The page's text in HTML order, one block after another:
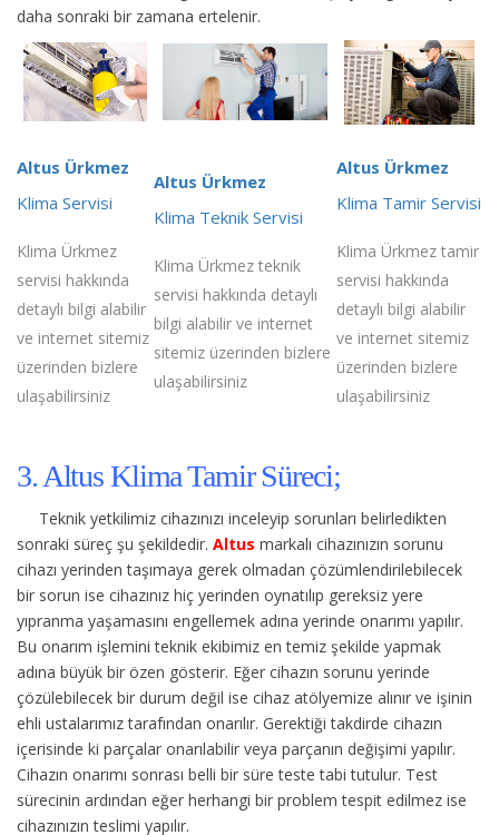
daha sonraki bir zamana ertelenir.
Altus Ürkmez
Klima Servisi
Klima Ürkmez
servisi hakkında
detaylı bilgi alabilir
ve internet sitemiz
üzerinden bizlere
ulaşabilirsiniz
Altus Ürkmez
Klima Teknik Servisi
Klima Ürkmez teknik
servisi hakkında detaylı
bilgi alabilir ve internet
sitemiz üzerinden bizlere
ulaşabilirsiniz
Altus Ürkmez
Klima Tamir Servisi
Klima Ürkmez tamir
servisi hakkında
detaylı bilgi alabilir
ve internet sitemiz
üzerinden bizlere
ulaşabilirsiniz
3. Altus Klima Tamir Süreci;
Teknik yetkilimiz cihazınızı inceleyip sorunları belirledikten
sonraki süreç şu şekildedir. Altus markalı cihazınızın sorunu
cihazı yerinden taşımaya gerek olmadan çözümlendirilebilecek
bir sorun ise cihazınız hiç yerinden oynatılıp gereksiz yere
yıpranma yaşamasını engellemek adına yerinde onarımı yapılır.
Bu onarım işlemini teknik ekibimiz en temiz şekilde yapmak
adına büyük bir özen gösterir. Eğer cihazın sorunu yerinde
çözülebilecek bir durum değil ise cihaz atölyemize alınır ve işinin
ehli ustalarımız tarafından onarılır. Gerektiği takdirde cihazın
içerisinde ki parçalar onarılabilir veya parçanın değişimi yapılır.
Cihazın onarımı sonrası belli bir süre teste tabi tutulur. Test
sürecinin ardından eğer herhangi bir problem tespit edilmez ise
cihazınızın teslimi yapılır.